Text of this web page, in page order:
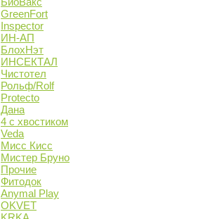
GreenFort
Inspector
ИН-АП
БлохНэт
ИНСЕКТАЛ
Чистотел
Рольф/Rolf
Protecto
Дана
4 с хвостиком
Veda
Мисс Кисс
Мистер Бруно
Прочие
Фитодок
Anymal Play
OKVET